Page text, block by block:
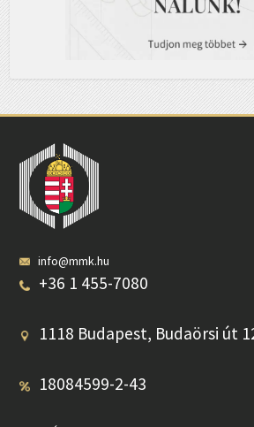
info@mmk.hu
+36 1 455-7080
1118 Budapest, Budaörsi út
18084599-2-43